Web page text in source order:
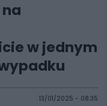
w jednym
13/01/2025 - 08:35